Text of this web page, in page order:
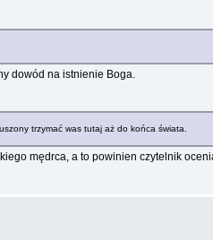
dowód na istnienie Boga.
trzymać was tutaj aż do końca świata.
mędrca, a to powinien czytelnik